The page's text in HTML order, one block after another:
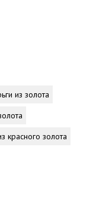
из золота
красного золота